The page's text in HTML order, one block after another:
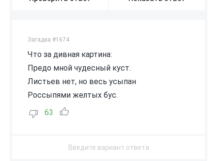
Загадка #1674
Что за дивная картина:
Предо мной чудесный куст.
Листьев нет, но весь усыпан
Россыпями желтых бус.
63